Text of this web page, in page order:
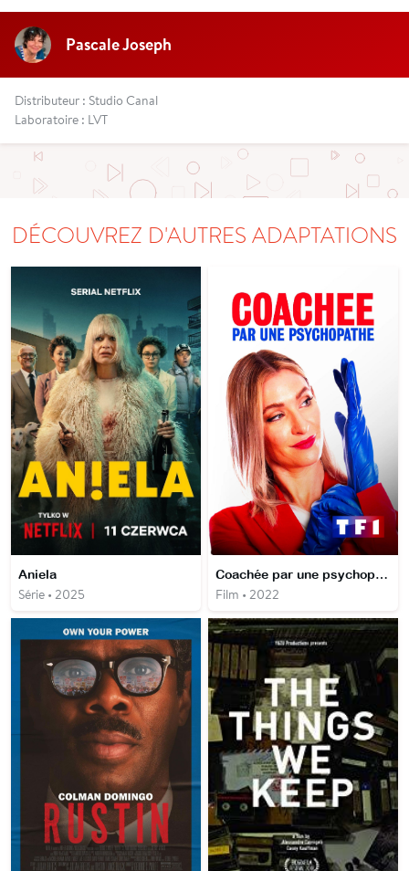
Pascale Joseph
Distributeur : Studio Canal
Laboratoire : LVT
DÉCOUVREZ D'AUTRES ADAPTATIONS
Aniela
Série • 2025
Coachée par une psychopathe
Film • 2022